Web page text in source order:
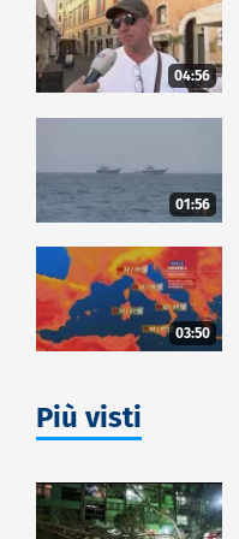
04:56
01:56
03:50
Più visti